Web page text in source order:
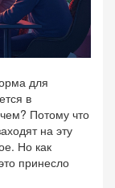
для
в
Потому что
на эту
Но как
принесло